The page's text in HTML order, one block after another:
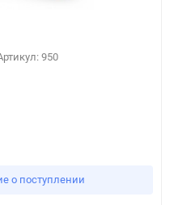
950
о поступлении